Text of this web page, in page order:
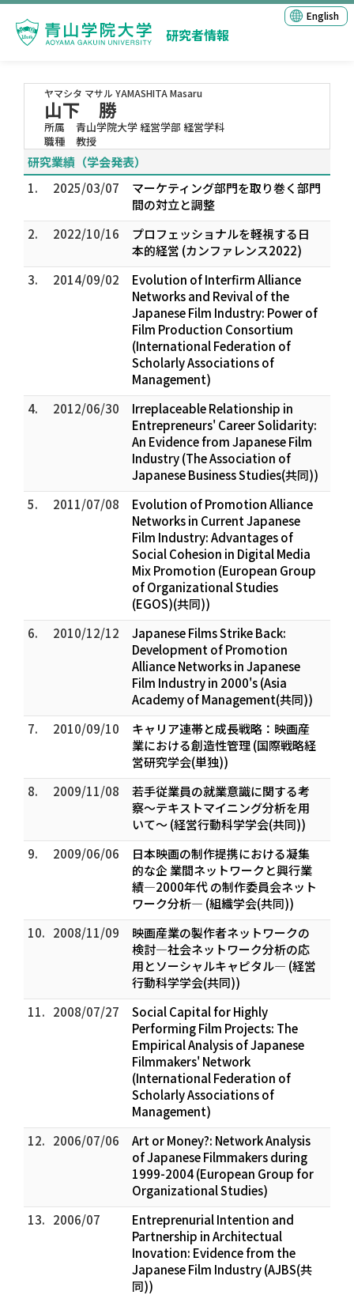
研究者情報
English
ヤマシタ マサル YAMASHITA Masaru
山下 勝
所属
青山学院大学 経営学部 経営学科
職種
教授
研究業績（学会発表）
1.
2025/03/07
マーケティング部門を取り巻く部門
間の対立と調整
2.
2022/10/16
プロフェッショナルを軽視する日
本的経営 (カンファレンス2022)
3.
2014/09/02
Evolution of Interfirm Alliance
Networks and Revival of the
Japanese Film Industry: Power of
Film Production Consortium
(International Federation of
Scholarly Associations of
Management)
4.
2012/06/30
Irreplaceable Relationship in
Entrepreneurs' Career Solidarity:
An Evidence from Japanese Film
Industry (The Association of
Japanese Business Studies(共同))
5.
2011/07/08
Evolution of Promotion Alliance
Networks in Current Japanese
Film Industry: Advantages of
Social Cohesion in Digital Media
Mix Promotion (European Group
of Organizational Studies
(EGOS)(共同))
6.
2010/12/12
Japanese Films Strike Back:
Development of Promotion
Alliance Networks in Japanese
Film Industry in 2000's (Asia
Academy of Management(共同))
7.
2010/09/10
キャリア連帯と成長戦略：映画産
業における創造性管理 (国際戦略経
営研究学会(単独))
8.
2009/11/08
若手従業員の就業意識に関する考
察～テキストマイニング分析を用
いて～ (経営行動科学学会(共同))
9.
2009/06/06
日本映画の制作提携における凝集
的な企 業間ネットワークと興行業
績―2000年代 の制作委員会ネット
ワーク分析― (組織学会(共同))
10. 2008/11/09
映画産業の製作者ネットワークの
検討―社会ネットワーク分析の応
用とソーシャルキャピタル― (経営
行動科学学会(共同))
11. 2008/07/27
Social Capital for Highly
Performing Film Projects: The
Empirical Analysis of Japanese
Filmmakers' Network
(International Federation of
Scholarly Associations of
Management)
12. 2006/07/06
Art or Money?: Network Analysis
of Japanese Filmmakers during
1999-2004 (European Group for
Organizational Studies)
13. 2006/07
Entreprenurial Intention and
Partnership in Architectual
Inovation: Evidence from the
Japanese Film Industry (AJBS(共
同))